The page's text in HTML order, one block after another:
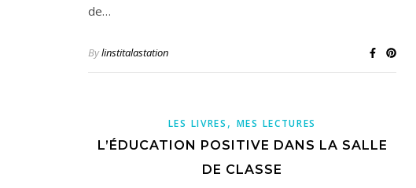
de…
Bylinstitalastation
LES LIVRES , MES LECTURES
L’ÉDUCATION POSITIVE DANS LA SALLE
DE CLASSE